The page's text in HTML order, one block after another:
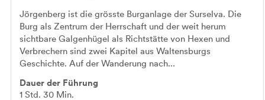
Jörgenberg ist die grösste Burganlage der Surselva. Die
Burg als Zentrum der Herrschaft und der weit herum
sichtbare Galgenhügel als Richtstätte von Hexen und
Verbrechern sind zwei Kapitel aus Waltensburgs
Geschichte. Auf der Wanderung nach...
Dauer der Führung
1 Std. 30 Min.